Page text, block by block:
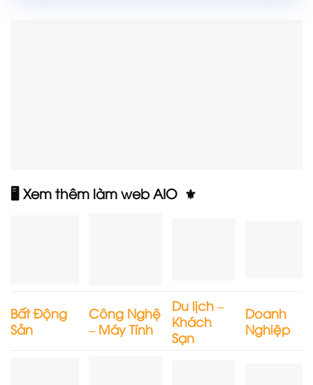
🖥️ Xem thêm làm web AIO ⚜️
Bất Động
Sản
Công Nghệ
– Máy Tính
Du lịch –
Khách
Sạn
Doanh
Nghiệp